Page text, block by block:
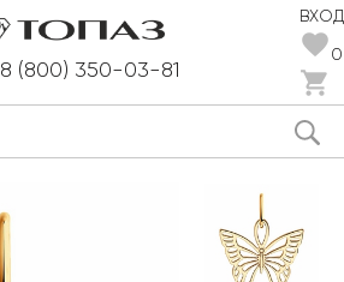
8 (800) 350-03-81
ВХОД
0